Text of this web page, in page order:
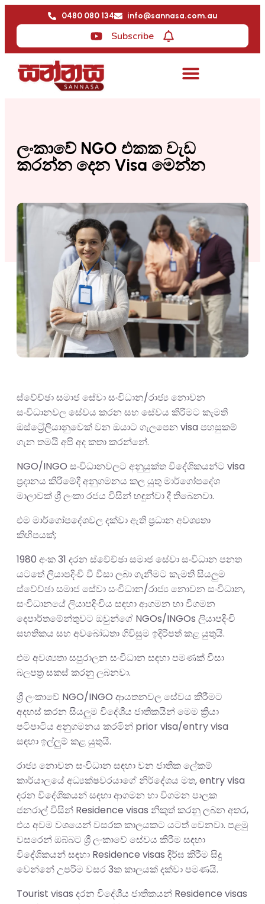
0480 080 134 info@sannasa.com.au
Subscribe
ලංකාවේ NGO එකක වැඩ
කරන්න දෙන Visa මෙන්න
ස්වේච්ඡා සමාජ සේවා සංවිධාන/රාජ්‍ය නොවන
සංවිධානවල සේවය කරන සහ සේවය කිරීමට කැමති
ඔස්ට්‍රේලියානුවෙක් වන ඔයාට ගැලපෙන visa පහසුකම්
ගැන තමයි අපි අද කතා කරන්නේ.
NGO/INGO සංවිධානවලට අනුයුක්ත විදේශිකයන්ට visa
ප්‍රදානය කිරීමේදී අනුගමනය කල යුතු මාර්ගෝපදේශ
මාලාවක් ශ්‍රී ලංකා රජය විසින් හඳුන්වා දී තිබෙනවා.
එම මාර්ගෝපදේශවල දක්වා ඇති ප්‍රධාන අවශ්‍යතා
කිහිපයක්;
1980 අංක 31 දරන ස්වේච්ඡා සමාජ සේවා සංවිධාන පනත
යටතේ ලියාපදිංචි වී වීසා ලබා ගැනීමට කැමති සියලුම
ස්වේච්ඡා සමාජ සේවා සංවිධාන/රාජ්‍ය නොවන සංවිධාන,
සංවිධානයේ ලියාපදිංචිය සඳහා ආගමන හා විගමන
දෙපාර්තමේන්තුවට ඔවුන්ගේ NGOs/INGOs ලියාපදිංචි
සහතිකය සහ අවබෝධතා ගිවිසුම ඉදිරිපත් කළ යුතුයි.
එම අවශ්‍යතා සපුරාලන සංවිධාන සඳහා පමණක් වීසා
බලපත්‍ර සකස් කරනු ලබනවා.
ශ්‍රී ලංකාවේ NGO/INGO ආයතනවල සේවය කිරීමට
අදහස් කරන සියලුම විදේශීය ජාතිකයින් මෙම ක්‍රියා
පටිපාටිය අනුගමනය කරමින් prior visa/entry visa
සඳහා ඉල්ලුම් කළ යුතුයි.
රාජ්‍ය නොවන සංවිධාන සඳහා වන ජාතික ලේකම්
කාර්යාලයේ අධ්‍යක්ෂවරයාගේ නිර්දේශය මත, entry visa
දරන විදේශිකයන් සඳහා ආගමන හා විගමන පාලක
ජනරාල් විසින් Residence visas නිකුත් කරනු ලබන අතර,
එය අවම වශයෙන් වසරක කාලයකට යටත් වෙනවා. පළමු
වසරෙන් ඔබ්බට ශ්‍රී ලංකාවේ සේවය කිරීම සඳහා
විදේශිකයන් සඳහා Residence visas දීර්ඝ කිරීම සිදු
වෙන්නේ උපරිම වසර 3ක කාලයක් දක්වා පමණයි.
Tourist visas දරන විදේශීය ජාතිකයන් Residence visas